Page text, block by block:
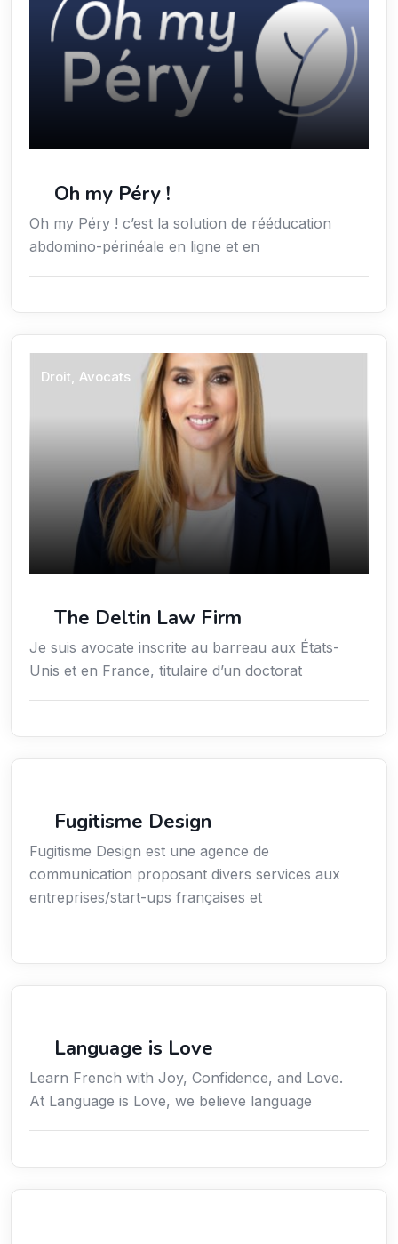
Oh my Péry !
Oh my Péry ! c’est la solution de rééducation
abdomino-périnéale en ligne et en
Droit, Avocats
The Deltin Law Firm
Je suis avocate inscrite au barreau aux États-
Unis et en France, titulaire d’un doctorat
Fugitisme Design
Fugitisme Design est une agence de
communication proposant divers services aux
entreprises/start-ups françaises et
Language is Love
Learn French with Joy, Confidence, and Love.
At Language is Love, we believe language